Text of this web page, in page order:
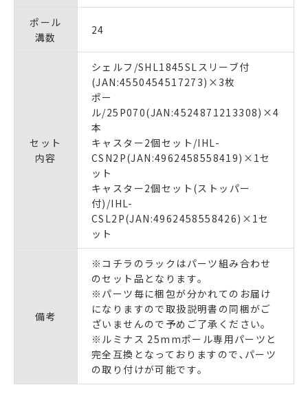
ポール
溝数
24
セット
内容
シェルフ/SHL1845SLスリーブ付
(JAN:4550454517273)×3枚
ポー
ル/25P070(JAN:4524871213308)×4
本
キャスター2個セット/IHL-
CSN2P(JAN:4962458558419)×1セ
ット
キャスター2個セット(ストッパー
付)/IHL-
CSL2P(JAN:4962458558426)×1セ
ット
備考
※コチラのラックはパーツ組み合わせ
のセット品となります｡
※パーツ毎に梱包が分かれてのお届け
になりますので取扱説明書の同梱がご
ざいませんので予めご了承ください｡
※ルミナス 25mmポール専用パーツと
完全互換となっておりますので､パーツ
の取り付けが可能です｡